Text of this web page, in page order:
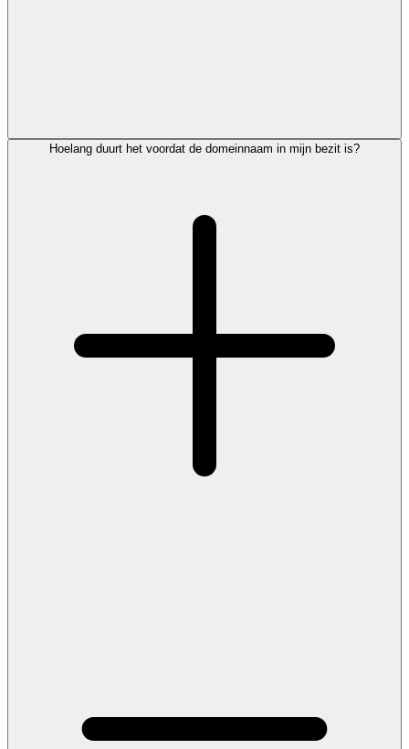
Hoelang duurt het voordat de domeinnaam in mijn bezit is?